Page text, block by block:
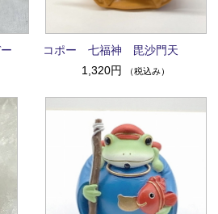
コポー 七福神 毘沙門天
1,320円
（税込み）